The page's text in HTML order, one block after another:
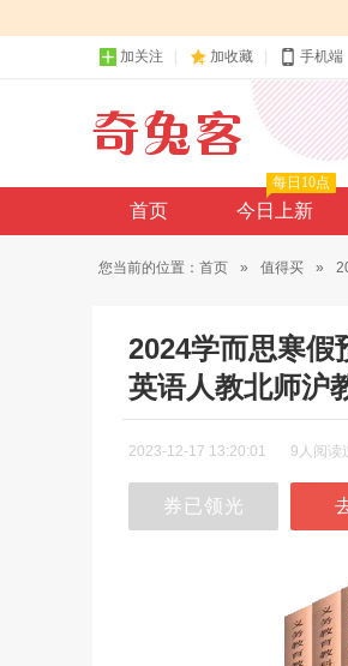
加关注 加收藏 手机端
首页 今日上新
每日10点
您当前的位置： 首页 » 值得买 »
2024学而思寒假
英语人教北师沪
2023-12-17 13:20:01 9人阅读
券已领光